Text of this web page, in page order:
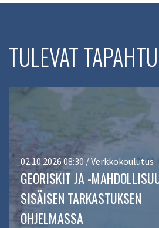
TULEVAT
02.10.2026 08:30 / Verkkokoulutus
GEORISKIT JA -
SISÄISEN TARKASTUKSEN
OHJELMASSA